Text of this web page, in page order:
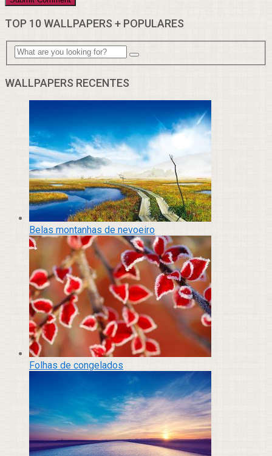
TOP 10 WALLPAPERS + POPULARES
WALLPAPERS RECENTES
Belas montanhas de nevoeiro
Folhas de congelados